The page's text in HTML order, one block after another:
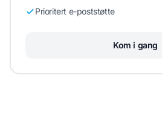
Prioritert e-poststøtte
Kom i gang